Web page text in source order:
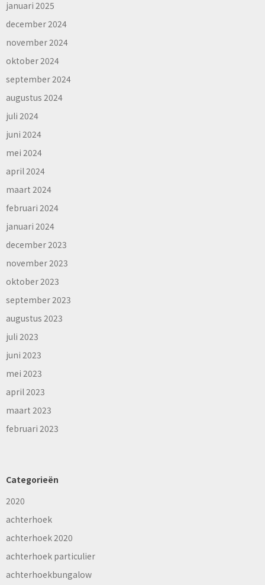
januari 2025
december 2024
november 2024
oktober 2024
september 2024
augustus 2024
juli 2024
juni 2024
mei 2024
april 2024
maart 2024
februari 2024
januari 2024
december 2023
november 2023
oktober 2023
september 2023
augustus 2023
juli 2023
juni 2023
mei 2023
april 2023
maart 2023
februari 2023
Categorieën
2020
achterhoek
achterhoek 2020
achterhoek particulier
achterhoekbungalow